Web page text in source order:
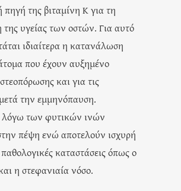
πηγή της βιταμίνη Κ για τη
της υγείας των οστών. Για αυτό
ιδιαίτερα η κατανάλωση
που έχουν αυξημένο
και για τις
την εμμηνόπαυση.
λόγω των φυτικών ινών
πέψη ενώ αποτελούν ισχυρή
καταστάσεις όπως ο
η στεφανιαία νόσο.